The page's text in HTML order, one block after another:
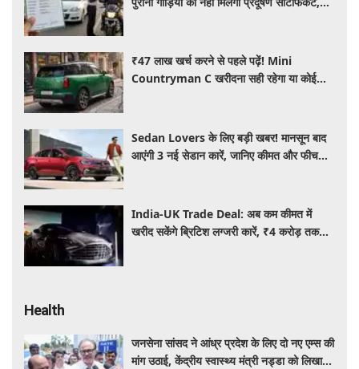
₹47 लाख खर्च करने से पहले पढ़ें! Mini
Countryman C खरीदना सही रहेगा या कोई
Sedan Lovers के लिए बड़ी खबर! मानसून बाद
आएंगी 3 नई सेडान कारें, जानिए कीमत और फीचर्स
India-UK Trade Deal: अब कम कीमत में
खरीद सकेंगे ब्रिटिश लग्जरी कारें, ₹4 करोड़ तक
Health
जनसेना सांसद ने आंध्र प्रदेश के लिए दो नए एम्स की
मांग उठाई, केंद्रीय स्वास्थ्य मंत्री नड्डा को लिखा